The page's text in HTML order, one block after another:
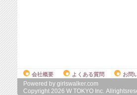
会社概要 よくある質問 お問
Powered by girlswalker.com
Copyright 2026 W TOKYO Inc.